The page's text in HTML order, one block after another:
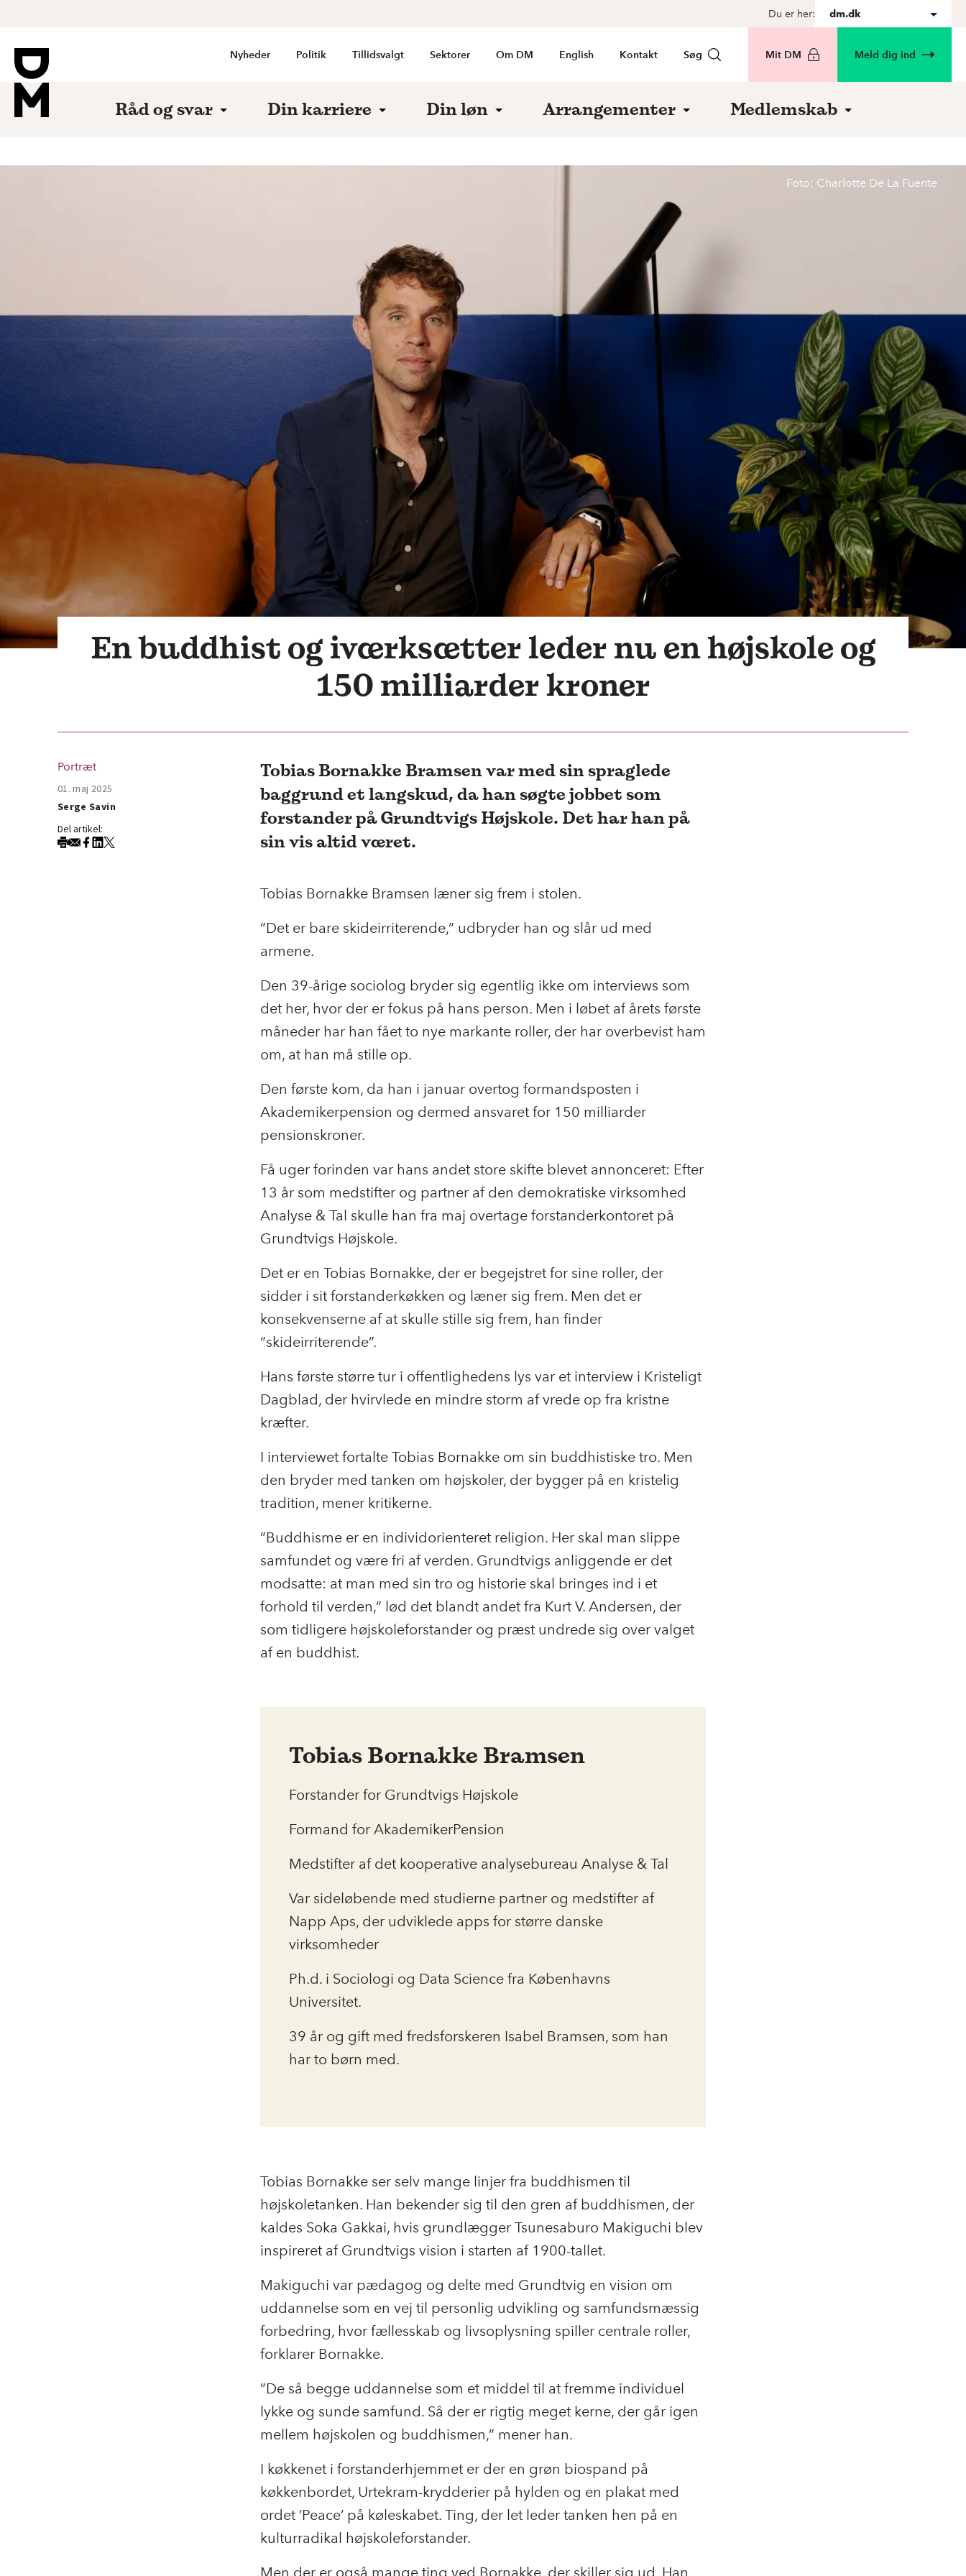
Du er her: dm.dk
Nyheder Politik Tillidsvalgt Sektorer Om DM English Kontakt Søg Mit DM Meld dig ind
Råd og svar Din karriere Din løn Arrangementer Medlemskab
En buddhist og iværksætter leder nu en højskole og
150 milliarder kroner
Foto: Charlotte De La Fuente
Portræt
01. maj 2025
Serge Savin
Del artikel:
Tobias Bornakke Bramsen var med sin spraglede
baggrund et langskud, da han søgte jobbet som
forstander på Grundtvigs Højskole. Det har han på
sin vis altid været.
Tobias Bornakke Bramsen læner sig frem i stolen.
”Det er bare skideirriterende,” udbryder han og slår ud med
armene.
Den 39-årige sociolog bryder sig egentlig ikke om interviews som
det her, hvor der er fokus på hans person. Men i løbet af årets første
måneder har han fået to nye markante roller, der har overbevist ham
om, at han må stille op.
Den første kom, da han i januar overtog formandsposten i
Akademikerpension og dermed ansvaret for 150 milliarder
pensionskroner.
Få uger forinden var hans andet store skifte blevet annonceret: Efter
13 år som medstifter og partner af den demokratiske virksomhed
Analyse & Tal skulle han fra maj overtage forstanderkontoret på
Grundtvigs Højskole.
Det er en Tobias Bornakke, der er begejstret for sine roller, der
sidder i sit forstanderkøkken og læner sig frem. Men det er
konsekvenserne af at skulle stille sig frem, han finder
”skideirriterende”.
Hans første større tur i offentlighedens lys var et interview i Kristeligt
Dagblad, der hvirvlede en mindre storm af vrede op fra kristne
kræfter.
I interviewet fortalte Tobias Bornakke om sin buddhistiske tro. Men
den bryder med tanken om højskoler, der bygger på en kristelig
tradition, mener kritikerne.
”Buddhisme er en individorienteret religion. Her skal man slippe
samfundet og være fri af verden. Grundtvigs anliggende er det
modsatte: at man med sin tro og historie skal bringes ind i et
forhold til verden,” lød det blandt andet fra Kurt V. Andersen, der
som tidligere højskoleforstander og præst undrede sig over valget
af en buddhist.
Tobias Bornakke Bramsen
Forstander for Grundtvigs Højskole
Formand for AkademikerPension
Medstifter af det kooperative analysebureau Analyse & Tal
Var sideløbende med studierne partner og medstifter af
Napp Aps, der udviklede apps for større danske
virksomheder
Ph.d. i Sociologi og Data Science fra Københavns
Universitet.
39 år og gift med fredsforskeren Isabel Bramsen, som han
har to børn med.
Tobias Bornakke ser selv mange linjer fra buddhismen til
højskoletanken. Han bekender sig til den gren af buddhismen, der
kaldes Soka Gakkai, hvis grundlægger Tsunesaburo Makiguchi blev
inspireret af Grundtvigs vision i starten af 1900-tallet.
Makiguchi var pædagog og delte med Grundtvig en vision om
uddannelse som en vej til personlig udvikling og samfundsmæssig
forbedring, hvor fællesskab og livsoplysning spiller centrale roller,
forklarer Bornakke.
”De så begge uddannelse som et middel til at fremme individuel
lykke og sunde samfund. Så der er rigtig meget kerne, der går igen
mellem højskolen og buddhismen,” mener han.
I køkkenet i forstanderhjemmet er der en grøn biospand på
køkkenbordet, Urtekram-krydderier på hylden og en plakat med
ordet ’Peace’ på køleskabet. Ting, der let leder tanken hen på en
kulturradikal højskoleforstander.
Men der er også mange ting ved Bornakke, der skiller sig ud. Han